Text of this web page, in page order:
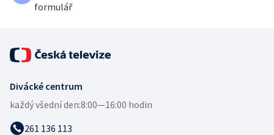
formulář
Divácké centrum
každý všední den:8:00—16:00 hodin
261 136 113